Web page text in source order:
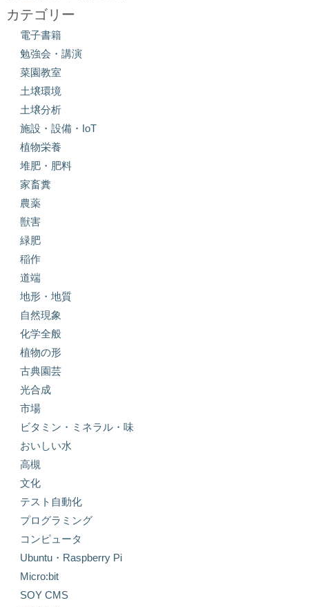
カテゴリー
電子書籍
勉強会・講演
菜園教室
土壌環境
土壌分析
施設・設備・IoT
植物栄養
堆肥・肥料
家畜糞
農薬
獣害
緑肥
稲作
道端
地形・地質
自然現象
化学全般
植物の形
古典園芸
光合成
市場
ビタミン・ミネラル・味
おいしい水
高槻
文化
テスト自動化
プログラミング
コンピュータ
Ubuntu・Raspberry Pi
Micro:bit
SOY CMS